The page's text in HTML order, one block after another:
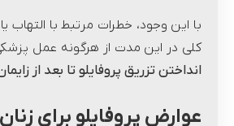
با این وجود، خطرات مرتبط با التهاب
کلی در این مدت از هرگونه عمل
انداختن تزریق پروفایلو تا بعد از
عوارض پروفایلو برای زنان